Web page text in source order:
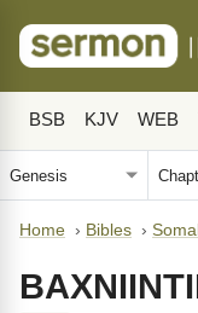
BSB KJV WEB
Home › Bibles ›